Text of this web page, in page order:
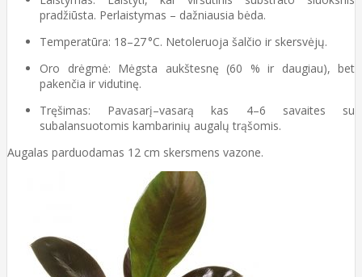
pradžiūsta. Perlaistymas – dažniausia bėda.
Temperatūra: 18–27 °C. Netoleruoja šalčio ir skersvėjų.
Oro drėgmė: Mėgsta aukštesnę (60 % ir daugiau), bet
pakenčia ir vidutinę.
Tręšimas: Pavasarį–vasarą kas 4–6 savaites su
subalansuotomis kambarinių augalų trąšomis.
Augalas parduodamas 12 cm skersmens vazone.